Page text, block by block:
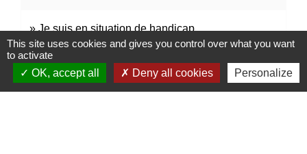
Je suis en situation de handicap
Signaler une erreur sur cette page
This site uses cookies and gives you control over what you want
to activate
OK, accept all
Deny all cookies Personalize